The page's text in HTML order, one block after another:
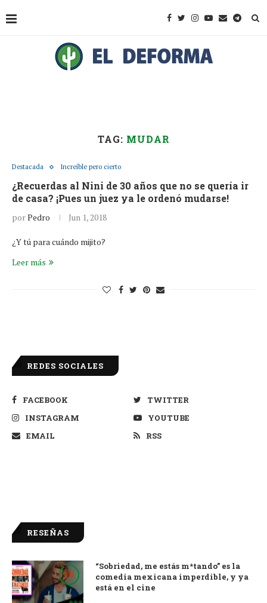
TAG: MUDAR
Destacada Increíble pero cierto
¿Recuerdas al Nini de 30 años que no se quería ir
de casa? ¡Pues un juez ya le ordenó mudarse!
porPedro Jun 1, 2018
¿Y tú para cuándo mijito?
Leer más
REDES SOCIALES
FACEBOOK
TWITTER
INSTAGRAM
YOUTUBE
EMAIL
RSS
RESEÑAS
9.0
“Sobriedad, me estás m*tando” es la
comedia mexicana imperdible, y ya
está en el cine